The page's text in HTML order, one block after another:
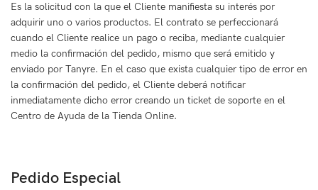
Es la solicitud con la que el Cliente manifiesta su interés por
adquirir uno o varios productos. El contrato se perfeccionará
cuando el Cliente realice un pago o reciba, mediante cualquier
medio la confirmación del pedido, mismo que será emitido y
enviado por Tanyre. En el caso que exista cualquier tipo de error en
la confirmación del pedido, el Cliente deberá notificar
inmediatamente dicho error creando un ticket de soporte en el
Centro de Ayuda de la Tienda Online.
Pedido Especial